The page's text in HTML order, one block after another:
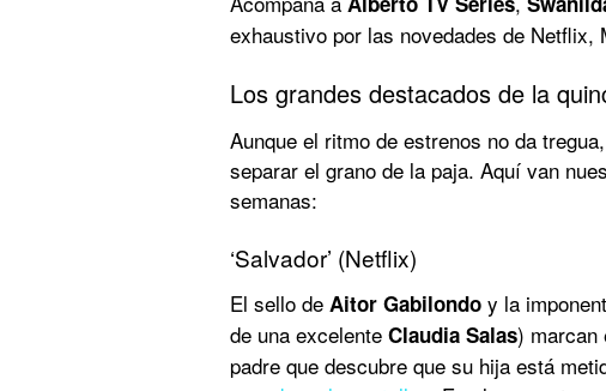
exhaustivo por las novedades de
Los grandes destacados de la
Aunque el ritmo de estrenos no da
separar el grano de la paja. Aquí van
semanas:
‘Salvador’ (Netflix)
El sello de Aitor Gabilondo y la
de una excelente Claudia Salas) marcan
padre que descubre que su hija está